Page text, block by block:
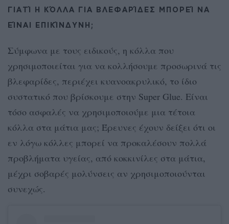
ΓΙΑΤΊ Η ΚΌΛΛΑ ΓΙΑ ΒΛΕΦΑΡΊΔΕΣ ΜΠΟΡΕΊ ΝΑ
ΕΊΝΑΙ ΕΠΙΚΊΝΔΥΝΗ;
Σύμφωνα με τους ειδικούς, η κόλλα που
χρησιμοποιείται για να κολλήσουμε προσωρινά τις
βλεφαρίδες, περιέχει κυανοακρυλικό, το ίδιο
συστατικό που βρίσκουμε στην Super Glue. Είναι
τόσο ασφαλές να χρησιμοποιούμε μια τέτοια
κόλλα στα μάτια μας; Έρευνες έχουν δείξει ότι οι
εν λόγω κόλλες μπορεί να προκαλέσουν πολλά
προβλήματα υγείας, από κοκκινίλες στα μάτια,
μέχρι σοβαρές μολύνσεις αν χρησιμοποιούνται
συνεχώς.